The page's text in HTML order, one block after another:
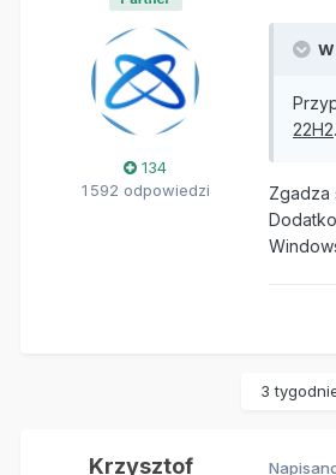
134
1 592 odpowiedzi
22H2.
Zgadza
3
Krzysztof